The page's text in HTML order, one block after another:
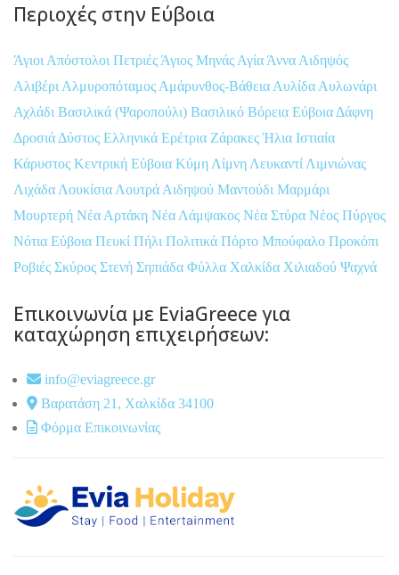
Περιοχές στην Εύβοια
Άγιοι Απόστολοι Πετριές Άγιος Μηνάς Αγία Άννα Αιδηψός
Αλιβέρι Αλμυροπόταμος Αμάρυνθος-Βάθεια Αυλίδα Αυλωνάρι
Αχλάδι Βασιλικά (Ψαροπούλι) Βασιλικό Βόρεια Εύβοια Δάφνη
Δροσιά Δύστος Ελληνικά Ερέτρια ΖάρακεςΉλια Ιστιαία
Κάρυστος Κεντρική Εύβοια Κύμη Λίμνη Λευκαντί Λιμνιώνας
Λιχάδα Λουκίσια Λουτρά Αιδηψού Μαντούδι Μαρμάρι
Μουρτερή Νέα Αρτάκη Νέα Λάμψακος Νέα Στύρα Νέος Πύργος
Νότια Εύβοια Πευκί Πήλι Πολιτικά Πόρτο Μπούφαλο Προκόπι
Ροβιές Σκύρος Στενή Σηπιάδα Φύλλα Χαλκίδα Χιλιαδού Ψαχνά
Επικοινωνία με EviaGreece για
καταχώρηση επιχειρήσεων:
info@eviagreece.gr
Βαρατάση 21, Χαλκίδα 34100
Φόρμα Επικοινωνίας